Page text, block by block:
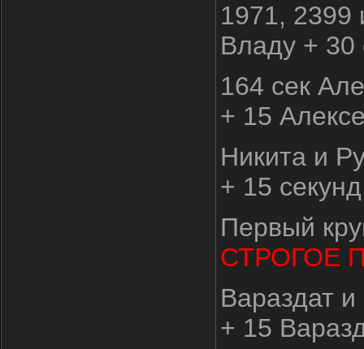
1971, 2399
Владу + 30
164 сек
+ 15
Никита и
+ 15
Первый
СТРОГОЕ
Вараздат и
+ 15